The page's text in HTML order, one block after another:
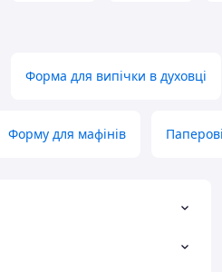
Форма для випічки в духовці
Форму для мафінів